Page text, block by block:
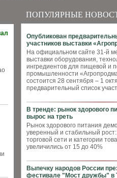
ПОПУЛЯРНЫЕ
Опубликован
участников выставки
На официальном сайте 31-й
выставки оборудования,
ингредиентов для пищевой и
промышленности
состоится 28 сентября – 1
предварительный список
В тренде: рынок здорового
вырос на треть
Рынок здорового питания
уверенный и стабильный
торговой сети и категории
увеличились от 15 до 40%
Выпечку народов России
фестивале "Мост дружбы" в